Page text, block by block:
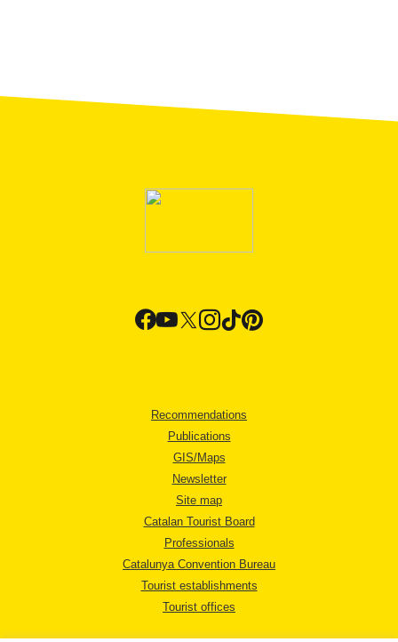
Recommendations
Publications
GIS/Maps
Newsletter
Site map
Catalan Tourist Board
Professionals
Catalunya Convention Bureau
Tourist establishments
Tourist offices